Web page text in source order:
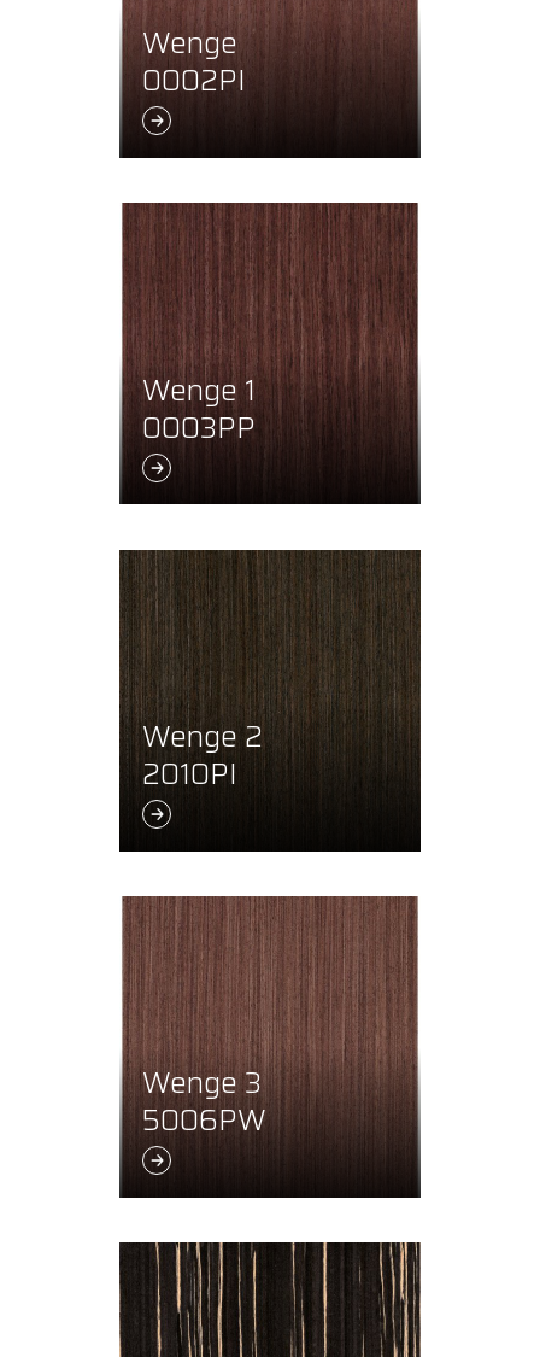
Wenge
0002PI
Wenge 1
0003PP
Wenge 2
2010PI
Wenge 3
5006PW